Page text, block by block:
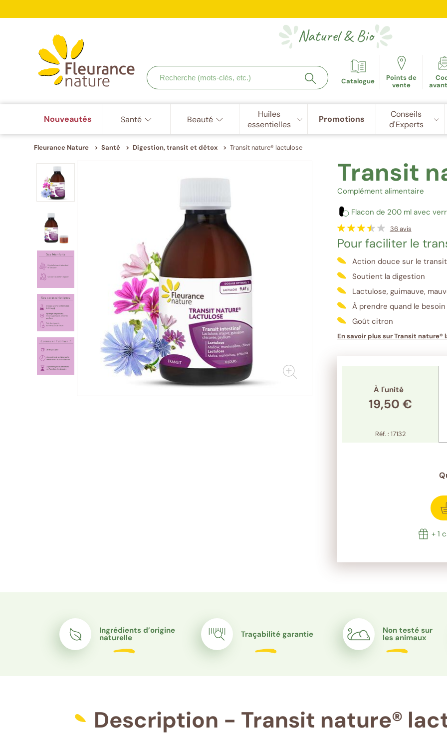
Votre fidélité récompensée : 5€ de réduction dès 100 points
Naturel&Bio
Recherche
(mots-
clés, Catalogue
Points de
vente
Nouveautés Santé Beauté
Huiles
essentielles
Promotions
Conseils
d'Experts
Fleurance Nature Santé Digestion, transit et détox Transit nature® lactulose
les
images
plus
Transit
Complément alimentaire
Flacon de 200 ml avec
36avis
Pour faciliter le
Action douce sur le transit
Soutient la digestion
Lactulose, guimauve,
À prendre quand le
Goût citron
En savoir plus sur Transit nature®
À l'unité
19,50 €
Réf. : 17132
+ 1
Ingrédients d’origine
naturelle Traçabilité garantie Non testé sur
les animaux
Description - Transit nature®
ISO